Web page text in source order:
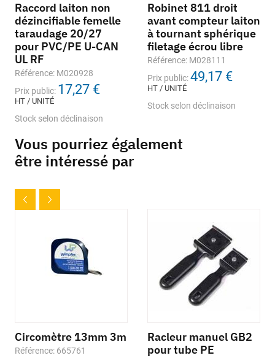
Raccord laiton non
dézincifiable femelle
taraudage 20/27
pour PVC/PE U-CAN
UL RF
Référence: M020928
Prix public: 17,27 €
HT / UNITÉ
Stock selon déclinaison
Robinet 811 droit
avant compteur laiton
à tournant sphérique
filetage écrou libre
Référence: M028111
Prix public:49,17 €
HT / UNITÉ
Stock selon déclinaison
Vous pourriez également
être intéressé par
Circomètre 13mm 3m
Référence: 665761
Racleur manuel GB2
pour tube PE